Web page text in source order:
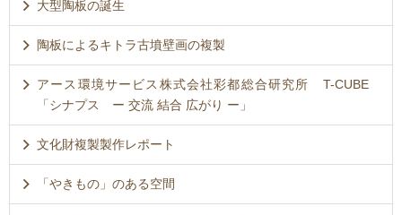
大型陶板の誕生
陶板によるキトラ古墳壁画の複製
アース環境サービス株式会社彩都総合研究所 T-CUBE
「シナプス ー 交流 結合 広がり ー」
文化財複製製作レポート
「やきもの」のある空間